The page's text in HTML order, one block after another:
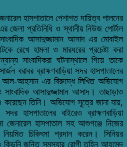
হাসপাতালে পেশাগত দায়িত্ব পালনের
জেলা প্রতিনিধি ও স্থানীয় নিউজ পোর্টাল
আসাদুজ্জামান আসাদ এর মোবাইল
রেখে হামলা ও মারধরের প্রচেষ্টা করা
সাংবাদিকরা ঘটনাস্থালে গিয়ে তাকে
বরাবর ব্রাহ্মণবাড়িয়া সদর হাসপাতালের
আল-আহসান এর বিরুদ্ধে লিখিত অভিযোগ
আসাদুজ্জামান আসাদ। তাছাড়াও
করেছেন তিনি। অভিযোগ সূত্রে জানা যায়,
হাসপাতালের বাইরেও ব্রাহ্মণবাড়িয়া
জেনারেল হাসপাতাল সহ আশুগঞ্জে নিজের
নিয়মিত চিকিৎসা প্রদান করেন। সিনিয়র
কিডনি জনিত সমস্যার রোগী তুহিন আহমেদ